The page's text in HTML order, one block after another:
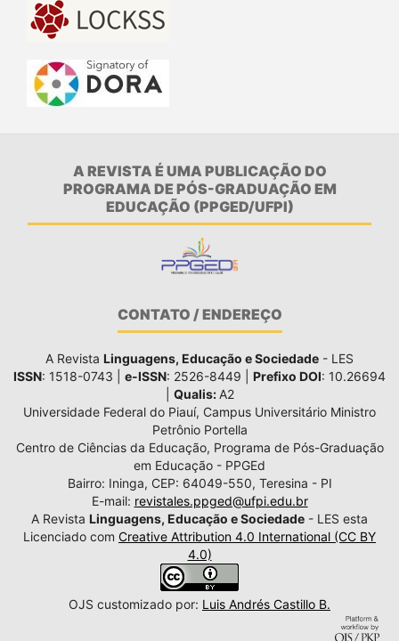
A REVISTA É UMA PUBLICAÇÃO DO
PROGRAMA DE PÓS-GRADUAÇÃO EM
EDUCAÇÃO (PPGED/UFPI)
CONTATO / ENDEREÇO
A Revista Linguagens, Educação e Sociedade - LES
ISSN: 1518-0743 | e-ISSN: 2526-8449 | Prefixo DOI: 10.26694
Qualis: A2
Universidade Federal do Piauí, Campus Universitário Ministro
Petrônio Portella
Centro de Ciências da Educação, Programa de Pós-Graduação
em Educação - PPGEd
Bairro: Ininga, CEP: 64049-550, Teresina - PI
E-mail: revistales.ppged@ufpi.edu.br
A Revista Linguagens, Educação e Sociedade - LES esta
Licenciado com Creative Attribution 4.0 International (CC BY
4.0)
OJS customizado por: Luis Andrés Castillo B.